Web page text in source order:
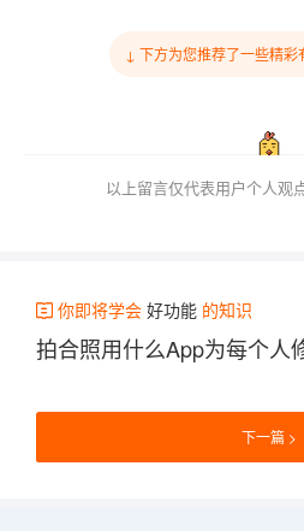
↓ 下方为您推荐了一些精彩
以上留言仅代表用户个人观
你即将学会 好功能 的知识
拍合照用什么App为每个人
下一篇